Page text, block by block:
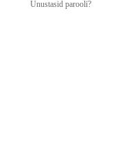
Unustasid parooli?